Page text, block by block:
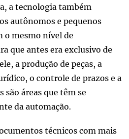
a tecnologia também
autônomos e pequenos
o mesmo nível de
que antes era exclusivo de
a produção de peças, a
o controle de prazos e a
são áreas que têm se
da automação.
técnicos com mais